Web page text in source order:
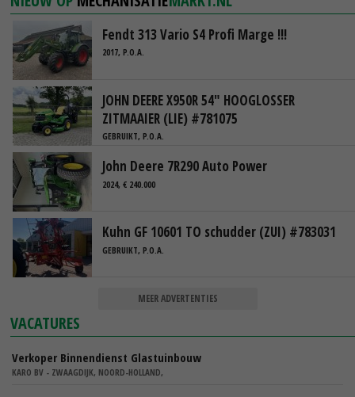
Fendt 313 Vario S4 Profi Marge !!!
2017, P.O.A.
JOHN DEERE X950R 54" HOOGLOSSER
ZITMAAIER (LIE) #781075
GEBRUIKT, P.O.A.
John Deere 7R290 Auto Power
2024, € 240.000
Kuhn GF 10601 TO schudder (ZUI) #783031
GEBRUIKT, P.O.A.
MEER ADVERTENTIES
VACATURES
Verkoper Binnendienst Glastuinbouw
KARO BV - ZWAAGDIJK, NOORD-HOLLAND,